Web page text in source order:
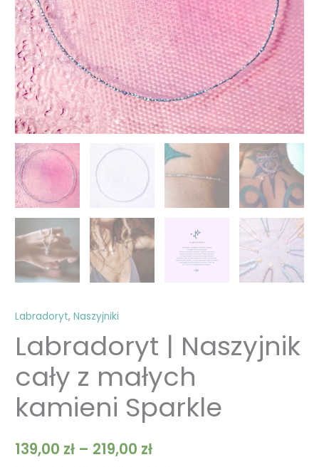
Labradoryt,Naszyjniki
Labradoryt | Naszyjnik
cały z małych
kamieni Sparkle
139,00 zł – 219,00 zł